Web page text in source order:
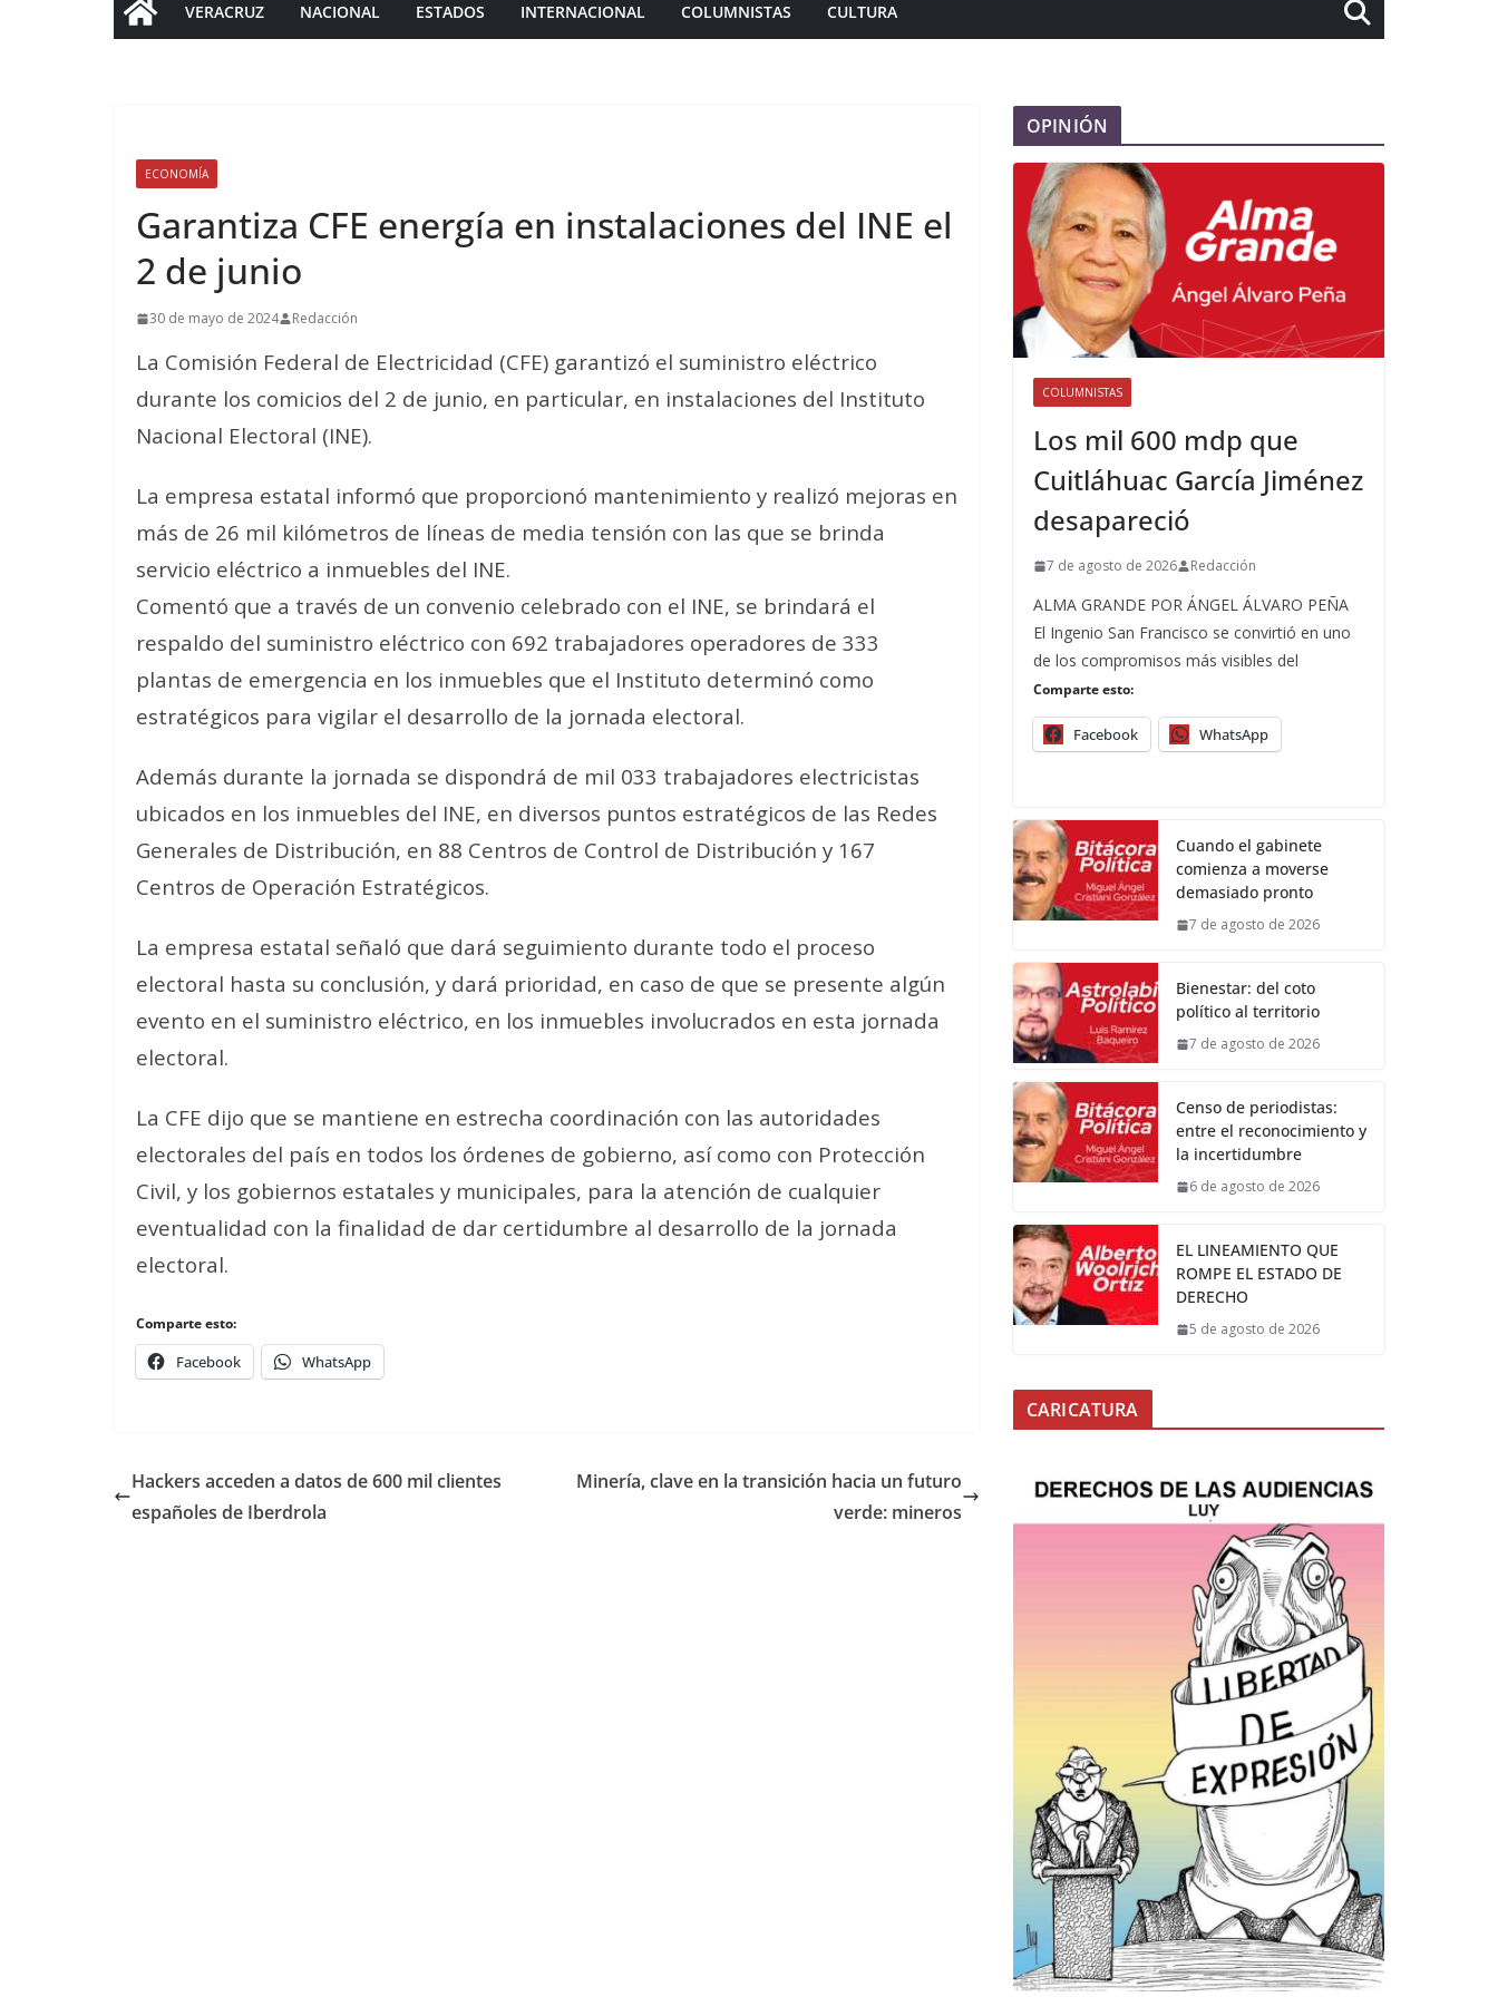
VERACRUZ NACIONAL ESTADOS INTERNACIONAL COLUMNISTAS CULTURA
ECONOMÍA
Garantiza CFE energía en instalaciones del INE el
2 de junio
30 de mayo de 2024 Redacción
La Comisión Federal de Electricidad (CFE) garantizó el suministro eléctrico
durante los comicios del 2 de junio, en particular, en instalaciones del Instituto
Nacional Electoral (INE).
La empresa estatal informó que proporcionó mantenimiento y realizó mejoras en
más de 26 mil kilómetros de líneas de media tensión con las que se brinda
servicio eléctrico a inmuebles del INE.
Comentó que a través de un convenio celebrado con el INE, se brindará el
respaldo del suministro eléctrico con 692 trabajadores operadores de 333
plantas de emergencia en los inmuebles que el Instituto determinó como
estratégicos para vigilar el desarrollo de la jornada electoral.
Además durante la jornada se dispondrá de mil 033 trabajadores electricistas
ubicados en los inmuebles del INE, en diversos puntos estratégicos de las Redes
Generales de Distribución, en 88 Centros de Control de Distribución y 167
Centros de Operación Estratégicos.
La empresa estatal señaló que dará seguimiento durante todo el proceso
electoral hasta su conclusión, y dará prioridad, en caso de que se presente algún
evento en el suministro eléctrico, en los inmuebles involucrados en esta jornada
electoral.
La CFE dijo que se mantiene en estrecha coordinación con las autoridades
electorales del país en todos los órdenes de gobierno, así como con Protección
Civil, y los gobiernos estatales y municipales, para la atención de cualquier
eventualidad con la finalidad de dar certidumbre al desarrollo de la jornada
electoral.
Comparte esto:
Facebook WhatsApp
Hackers acceden a datos de 600 mil clientes
españoles de Iberdrola
Minería, clave en la transición hacia un futuro
verde: mineros
OPINIÓN
COLUMNISTAS
Los mil 600 mdp que
Cuitláhuac García Jiménez
desapareció
7 de agosto de 2026 Redacción
ALMA GRANDE POR ÁNGEL ÁLVARO PEÑA
El Ingenio San Francisco se convirtió en uno
de los compromisos más visibles del
Comparte esto:
Facebook WhatsApp
Cuando el gabinete
comienza a moverse
demasiado pronto
7 de agosto de 2026
Bienestar: del coto
político al territorio
7 de agosto de 2026
Censo de periodistas:
entre el reconocimiento y
la incertidumbre
6 de agosto de 2026
EL LINEAMIENTO QUE
ROMPE EL ESTADO DE
DERECHO
5 de agosto de 2026
CARICATURA